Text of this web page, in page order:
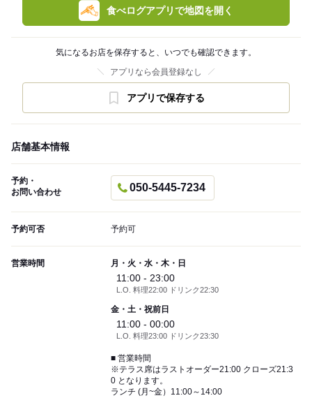
食べログアプリで地図を開く
気になるお店を保存すると、いつでも確認できます。
アプリなら会員登録なし
アプリで保存する
店舗基本情報
予約・
お問い合わせ
050-5445-7234
予約可否 予約可
営業時間 月・火・水・木・日
11:00 - 23:00
L.O. 料理22:00 ドリンク22:30
金・土・祝前日
11:00 - 00:00
L.O. 料理23:00 ドリンク23:30
■ 営業時間
※テラス席はラストオーダー21:00 クローズ21:3
0 となります。
ランチ (月~金）11:00～14:00